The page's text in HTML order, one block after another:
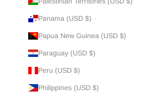
Panama (USD $)
Papua New Guinea (USD $)
Paraguay (USD $)
Peru (USD $)
Philippines (USD $)